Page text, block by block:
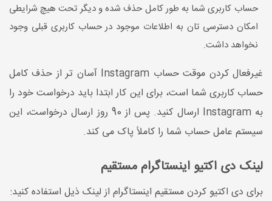
حساب کاربری شما به طور کامل حذف شده و دیگر تحت هیچ شرایطی
امکان دسترسی تان به اطلاعات موجود در حساب کاربری قبلی وجود
نخواهد داشت.
غیرفعال کردن موقت حساب Instagram آسان تر از حذف کامل
حساب کاربری شما است، برای این کار ابتدا باید درخواست خود را
به Instagram ارسال کنید. پس از 90 روز ارسال درخواست، این
سیستم عامل حساب شما را کاملاً پاک می کند.
لینک دی اکتیو اینستاگرام مستقیم
برای دی اکتیو کردن مستقیم اینستاگرام از لینک ذیل استفاده کنید: